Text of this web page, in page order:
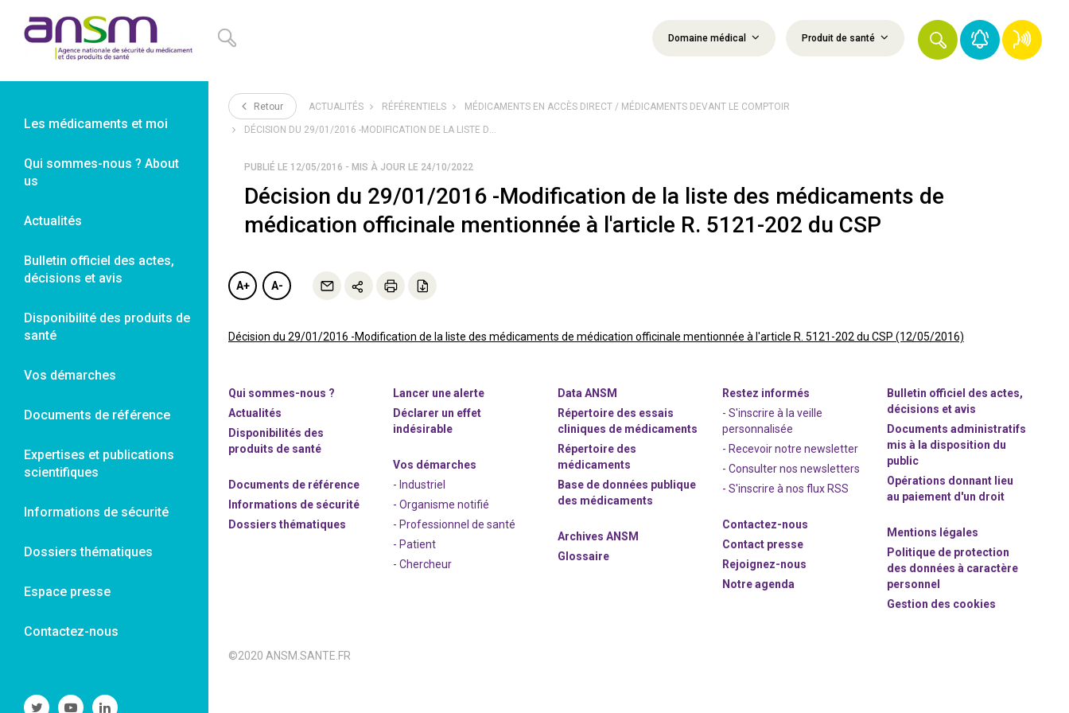
Domaine médical Produit de santé
Les médicaments et moi
Qui sommes-nous ? About
us
Actualités
Bulletin officiel des actes,
décisions et avis
Disponibilité des produits de
santé
Vos démarches
Documents de référence
Expertises et publications
scientifiques
Informations de sécurité
Dossiers thématiques
Espace presse
Contactez-nous
SuivreSuivreSuivre
Retour ACTUALITÉS RÉFÉRENTIELS MÉDICAMENTS EN ACCÈS DIRECT / MÉDICAMENTS DEVANT LE COMPTOIR
DÉCISION DU 29/01/2016 -MODIFICATION DE LA LISTE D...
PUBLIÉ LE 12/05/2016 - MIS À JOUR LE 24/10/2022
Décision du 29/01/2016 -Modification de la liste des médicaments de
médication officinale mentionnée à l'article R. 5121-202 du CSP
A+ A-
Décision du 29/01/2016 -Modification de la liste des médicaments de médication officinale mentionnée à l'article R. 5121-202 du CSP (12/05/2016)
Qui sommes-nous ?
Actualités
Disponibilités des
produits de santé
Documents de référence
Informations de sécurité
Dossiers thématiques
Lancer une alerte
Déclarer un effet
indésirable
Vos démarches
- Industriel
- Organisme notifié
- Professionnel de santé
- Patient
- Chercheur
Data ANSM
Répertoire des essais
cliniques de médicaments
Répertoire des
médicaments
Base de données publique
des médicaments
Archives ANSM
Glossaire
Restez informés
- S'inscrire à la veille
personnalisée
- Recevoir notre newsletter
- Consulter nos newsletters
-S'inscrire à nos flux RSS
Contactez-nous
Contact presse
Rejoignez-nous
Notre agenda
Bulletin officiel des actes,
décisions et avis
Documents administratifs
mis à la disposition du
public
Opérations donnant lieu
au paiement d'un droit
Mentions légales
Politique de protection
des données à caractère
personnel
Gestion des cookies
©2020 ANSM.SANTE.FR